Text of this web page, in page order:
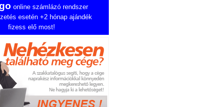
online számlázó rendszer
esetén +2 hónap ajándék
fizess elő most!